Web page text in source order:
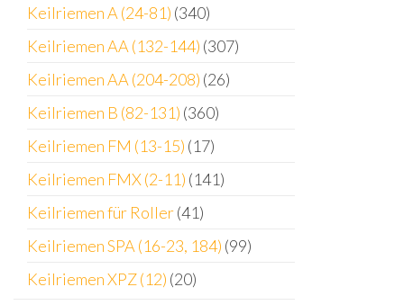
Keilriemen A (24-81) (340)
Keilriemen AA (132-144) (307)
Keilriemen AA (204-208) (26)
Keilriemen B (82-131) (360)
Keilriemen FM (13-15) (17)
Keilriemen FMX (2-11) (141)
Keilriemen für Roller(41)
Keilriemen SPA (16-23, 184) (99)
Keilriemen XPZ (12) (20)